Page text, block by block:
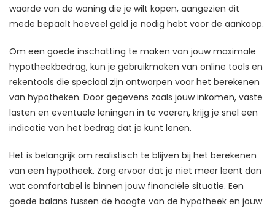
waarde van de woning die je wilt kopen, aangezien dit
mede bepaalt hoeveel geld je nodig hebt voor de aankoop.
Om een goede inschatting te maken van jouw maximale
hypotheekbedrag, kun je gebruikmaken van online tools en
rekentools die speciaal zijn ontworpen voor het berekenen
van hypotheken. Door gegevens zoals jouw inkomen, vaste
lasten en eventuele leningen in te voeren, krijg je snel een
indicatie van het bedrag dat je kunt lenen.
Het is belangrijk om realistisch te blijven bij het berekenen
van een hypotheek. Zorg ervoor dat je niet meer leent dan
wat comfortabel is binnen jouw financiële situatie. Een
goede balans tussen de hoogte van de hypotheek en jouw